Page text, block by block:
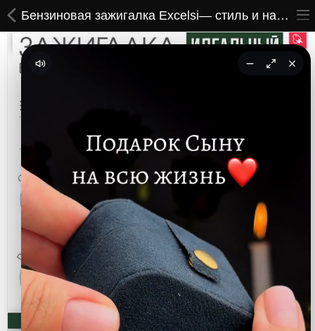
ВСЕ ТОВАРЫ
Бейсболки
Гравировка
CoolPass
Бензиновая зажигалка Excelsi— стиль и надёжность в каждой детали